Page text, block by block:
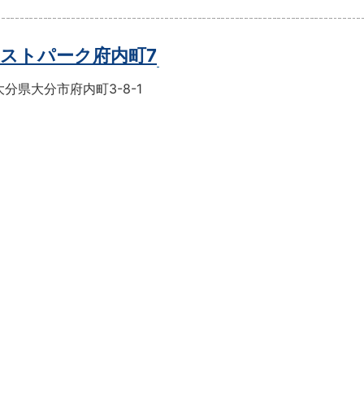
ストパーク府内町7
分県大分市府内町3-8-1